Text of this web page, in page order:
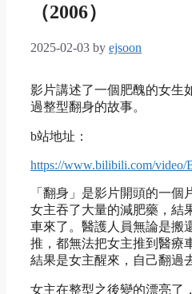
（2006）
2025-02-03 by ejsoon
影片講述了一個肥醜的女生
過整型翻身的故事。
b站地址：
https://www.bilibili.com/video/
「翻身」是影片開頭的一個
女主吞了大量的減肥藥，結
車來了。醫護人員無論是搬
推，都無法把女主推到醫療
結果是女主醒來，自己翻過
女主在整型之後變的漂亮了